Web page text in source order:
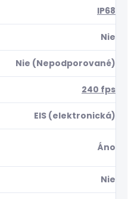
IP68
Nie
Nie (Nepodporované)
240 fps
EIS (elektronická)
Áno
Nie